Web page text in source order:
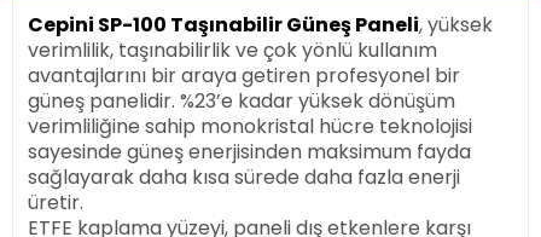
Cepini SP-100 Taşınabilir Güneş Paneli, yüksek
verimlilik, taşınabilirlik ve çok yönlü kullanım
avantajlarını bir araya getiren profesyonel bir
güneş panelidir. %23’e kadar yüksek dönüşüm
verimliliğine sahip monokristal hücre teknolojisi
sayesinde güneş enerjisinden maksimum fayda
sağlayarak daha kısa sürede daha fazla enerji
üretir.
ETFE kaplama yüzeyi, paneli dış etkenlere karşı